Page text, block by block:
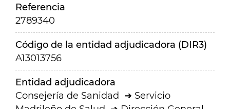
Referencia
2789340
Código de la entidad adjudicadora (DIR3)
A13013756
Entidad adjudicadora
Consejería de Sanidad
Servicio